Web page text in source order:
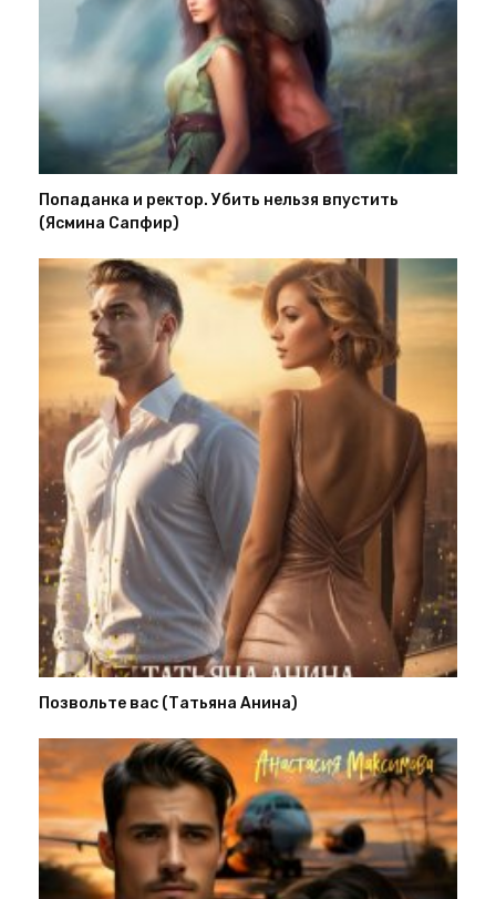
Попаданка и ректор. Убить нельзя впустить
(Ясмина Сапфир)
Позвольте вас (Татьяна Анина)